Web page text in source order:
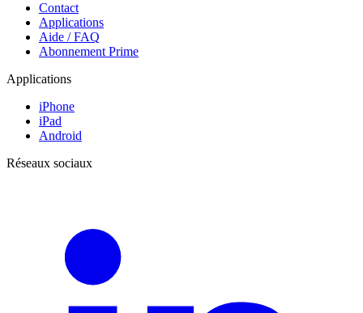
Contact
Applications
Aide / FAQ
Abonnement Prime
Applications
iPhone
iPad
Android
Réseaux sociaux